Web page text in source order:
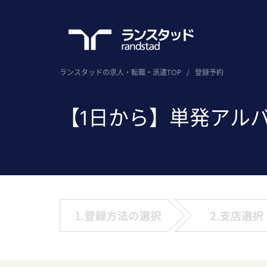
ランスタッドの求人・転職・派遣TOP / 登録予約
【1日から】単発アル